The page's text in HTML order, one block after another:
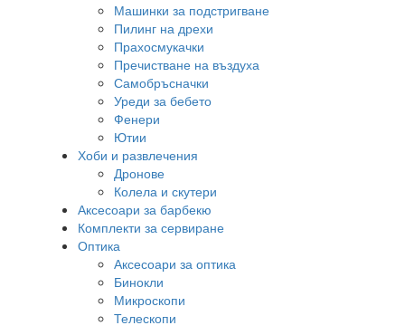
Машинки за подстригване
Пилинг на дрехи
Прахосмукачки
Пречистване на въздуха
Самобръсначки
Уреди за бебето
Фенери
Ютии
Хоби и развлечения
Дронове
Колела и скутери
Аксесоари за барбекю
Комплекти за сервиране
Оптика
Аксесоари за оптика
Бинокли
Микроскопи
Телескопи